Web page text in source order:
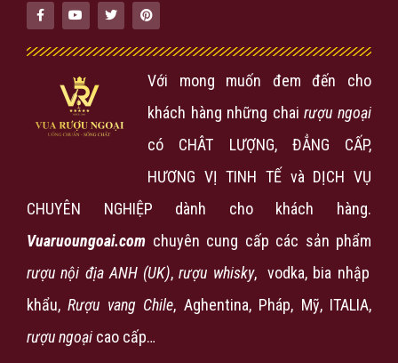
Với mong muốn đem đến cho
khách hàng những chairượu ngoại
có CHÂT LƯỢNG, ĐẲNG CẤP,
HƯƠNG VỊ TINH TẾ và DỊCH VỤ
CHUYÊN NGHIỆP dành cho khách hàng.
Vuaruoungoai.com chuyên cung cấp các sản phẩm
rượu nội địa ANH (UK),rượu whisky, vodka, bia nhập
khẩu,Rượu vang Chile, Aghentina, Pháp, Mỹ, ITALIA,
rượu ngoại cao cấp…